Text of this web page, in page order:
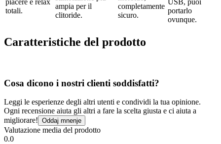
piacere e relax
totali.
ampia per il
clitoride.
completamente
sicuro.
USB, puoi
portarlo
ovunque.
Caratteristiche del prodotto
Cosa dicono i nostri clienti soddisfatti?
Leggi le esperienze degli altri utenti e condividi la tua opinione.
Ogni recensione aiuta gli altri a fare la scelta giusta e ci aiuta a
migliorare! Oddaj mnenje
Valutazione media del prodotto
0.0